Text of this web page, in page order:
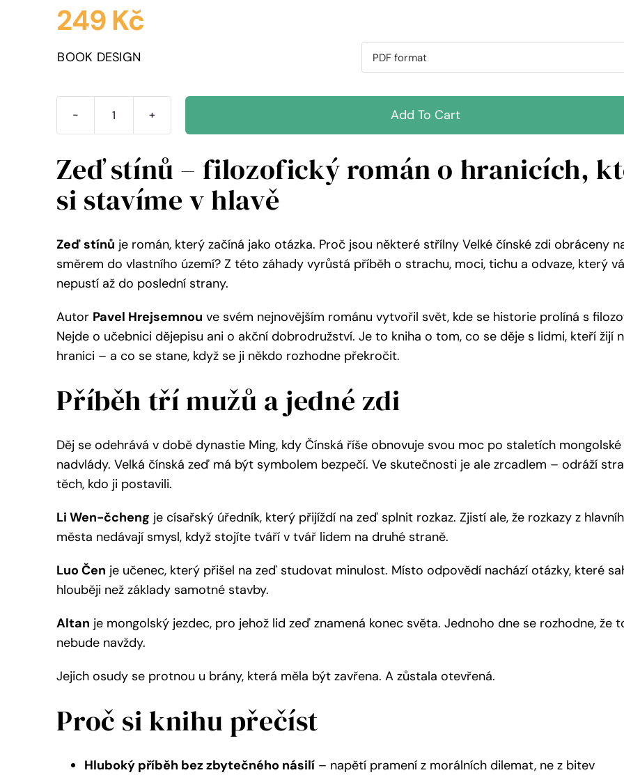
249Kč
BOOK DESIGN
Zeď
filozofický
román
|
Hrejsemnou
quantity
Add To Cart
Zeď stínů – filozofický román o hranicích,
si stavíme v hlavě
Zeď stínů je román, který začíná jako otázka. Proč jsou některé střílny Velké čínské zdi obráceny
směrem do vlastního území? Z této záhady vyrůstá příběh o strachu, moci, tichu a odvaze, který
nepustí až do poslední strany.
Autor Pavel Hrejsemnou ve svém nejnovějším románu vytvořil svět, kde se historie prolíná s
Nejde o učebnici dějepisu ani o akční dobrodružství. Je to kniha o tom, co se děje s lidmi, kteří žijí
hranici – a co se stane, když se ji někdo rozhodne překročit.
Příběh tří mužů a jedné zdi
Děj se odehrává v době dynastie Ming, kdy Čínská říše obnovuje svou moc po staletích mongolské
nadvlády. Velká čínská zeď má být symbolem bezpečí. Ve skutečnosti je ale zrcadlem – odráží
těch, kdo ji postavili.
Li Wen-čcheng je císařský úředník, který přijíždí na zeď splnit rozkaz. Zjistí ale, že rozkazy z
města nedávají smysl, když stojíte tváří v tvář lidem na druhé straně.
Luo Čen je učenec, který přišel na zeď studovat minulost. Místo odpovědí nachází otázky, které
hlouběji než základy samotné stavby.
Altan je mongolský jezdec, pro jehož lid zeď znamená konec světa. Jednoho dne se rozhodne, že
nebude navždy.
Jejich osudy se protnou u brány, která měla být zavřena. A zůstala otevřená.
Proč si knihu přečíst
Hluboký příběh bez zbytečného násilí – napětí pramení z morálních dilemat, ne z bitev
Práce, není Život: Manifest
Individuální kurz
Individuální kurz
Individuální kurz
Individuální kurz
Exkluzivní
100 Rules for Business